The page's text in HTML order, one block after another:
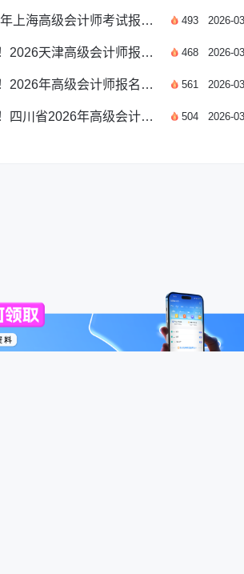
2026年上海高级会计师考试报名时间详解 493 2026-
速看！2026天津高级会计师报名关键提示与解答 468 2026-
速看！2026年高级会计师报名入口开放时间详解 561 2026-
速看！四川省2026年高级会计师报名热点详解 504 2026-